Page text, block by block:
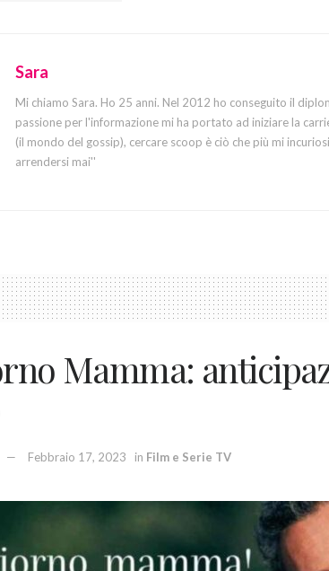
Sara
Mi chiamo Sara. Ho 25 anni. Nel 2012 ho conseguito il
passione per l'informazione mi ha portato ad iniziare la
(il mondo del gossip), cercare scoop è ciò che più mi
arrendersi mai''
Mamma:
Febbraio 17, 2023 in Film e Serie TV